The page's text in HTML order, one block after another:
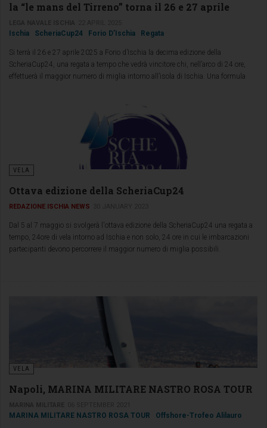
la “le mans del Tirreno” torna il 26 e 27 aprile
Ischia ScheriaCup24 Forio D’Ischia Regata
Si terrà il 26 e 27 aprile 2025 a Forio d’Ischia la decima edizione della
ScheriaCup24, una regata a tempo che vedrà vincitore chi, nell’arco di 24 ore,
effettuerà il maggior numero di miglia intorno all’isola di Ischia. Una formula
VELA
Ottava edizione della ScheriaCup24
REDAZIONE ISCHIA NEWS
Dal 5 al 7 maggio si svolgerà l'ottava edizione della ScheriaCup24 una regata a
tempo, 24ore di vela intorno ad Ischia e non solo, 24 ore in cui le imbarcazioni
partecipanti devono percorrere il maggior numero di miglia possibili.
VELA
Napoli, MARINA MILITARE NASTRO ROSA TOUR
MARINA MILITARE NASTRO ROSA TOUR Offshore-Trofeo Alilauro